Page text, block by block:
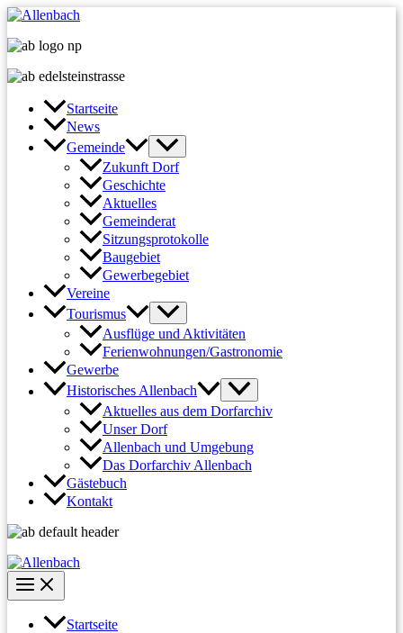
Zum
springen
Startseite
News
Gemeinde
Zukunft Dorf
Geschichte
Aktuelles
Gemeinderat
Sitzungsprotokolle
Baugebiet
Gewerbegebiet
Vereine
Tourismus
Ausflüge und Aktivitäten
Ferienwohnungen/Gastronomie
Gewerbe
Historisches Allenbach
Aktuelles aus dem Dorfarchiv
Unser Dorf
Allenbach und Umgebung
Das Dorfarchiv Allenbach
Gästebuch
Kontakt
Startseite